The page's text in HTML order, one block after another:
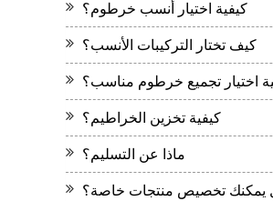
كيفية اختيار أنسب خرطوم؟
كيف تختار التركيبات الأنسب؟
اختيار تجميع خرطوم مناسب؟
كيفية تخزين الخراطيم؟
ماذا عن التسليم؟
يمكنك تخصيص منتجات خاصة؟